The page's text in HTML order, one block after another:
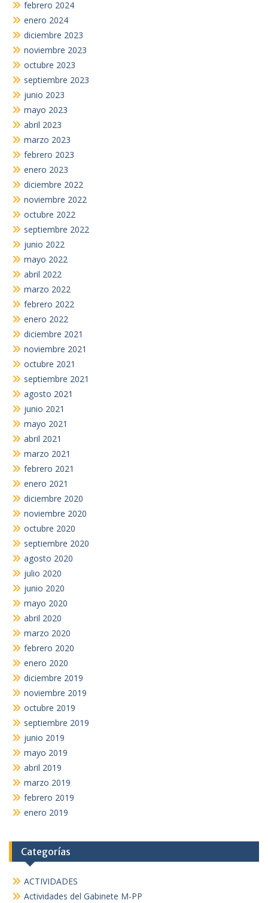
febrero 2024
enero 2024
diciembre 2023
noviembre 2023
octubre 2023
septiembre 2023
junio 2023
mayo 2023
abril 2023
marzo 2023
febrero 2023
enero 2023
diciembre 2022
noviembre 2022
octubre 2022
septiembre 2022
junio 2022
mayo 2022
abril 2022
marzo 2022
febrero 2022
enero 2022
diciembre 2021
noviembre 2021
octubre 2021
septiembre 2021
agosto 2021
junio 2021
mayo 2021
abril 2021
marzo 2021
febrero 2021
enero 2021
diciembre 2020
noviembre 2020
octubre 2020
septiembre 2020
agosto 2020
julio 2020
junio 2020
mayo 2020
abril 2020
marzo 2020
febrero 2020
enero 2020
diciembre 2019
noviembre 2019
octubre 2019
septiembre 2019
junio 2019
mayo 2019
abril 2019
marzo 2019
febrero 2019
enero 2019
Categorías
ACTIVIDADES
Actividades del Gabinete M-PP